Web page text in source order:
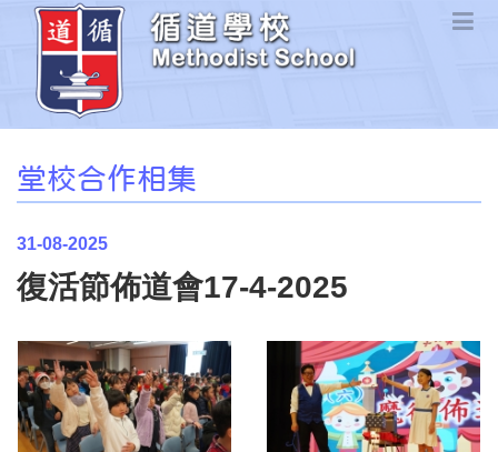
堂校合作相集
31-08-2025
復活節佈道會17-4-2025